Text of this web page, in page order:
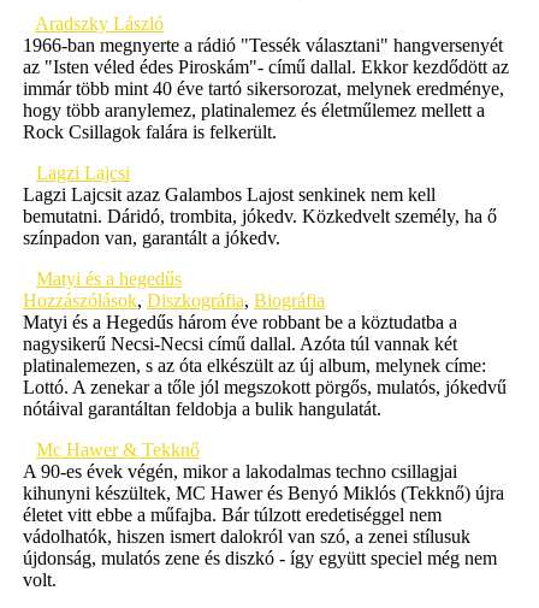
Aradszky László
1966-ban megnyerte a rádió "Tessék választani" hangversenyét
az "Isten véled édes Piroskám"- című dallal. Ekkor kezdődött az
immár több mint 40 éve tartó sikersorozat, melynek eredménye,
hogy több aranylemez, platinalemez és életműlemez mellett a
Rock Csillagok falára is felkerült.
Lagzi Lajcsi
Lagzi Lajcsit azaz Galambos Lajost senkinek nem kell
bemutatni. Dáridó, trombita, jókedv. Közkedvelt személy, ha ő
színpadon van, garantált a jókedv.
Matyi és a hegedűs
Hozzászólások, Diszkográfia, Biográfia
Matyi és a Hegedűs három éve robbant be a köztudatba a
nagysikerű Necsi-Necsi című dallal. Azóta túl vannak két
platinalemezen, s az óta elkészült az új album, melynek címe:
Lottó. A zenekar a tőle jól megszokott pörgős, mulatós, jókedvű
nótáival garantáltan feldobja a bulik hangulatát.
Mc Hawer & Tekknő
A 90-es évek végén, mikor a lakodalmas techno csillagjai
kihunyni készültek, MC Hawer és Benyó Miklós (Tekknő) újra
életet vitt ebbe a műfajba. Bár túlzott eredetiséggel nem
vádolhatók, hiszen ismert dalokról van szó, a zenei stílusuk
újdonság, mulatós zene és diszkó - így együtt speciel még nem
volt.